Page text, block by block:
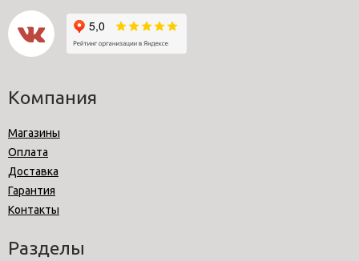
Компания
Магазины
Оплата
Доставка
Гарантия
Контакты
Разделы